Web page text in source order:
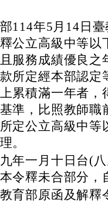
114年5月14日
公立高級中等以
服務成績優良之
所定經本部認定
累積滿一年者，
準，比照教師
定公立高級中等
。
年一月十日台(
令釋未合部分，
育部原函及解釋